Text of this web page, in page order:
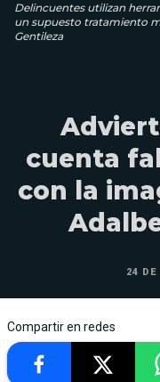
Delincuentes utilizan
un supuesto tratamiento
Gentileza
cuenta
con la
24
Compartir en redes